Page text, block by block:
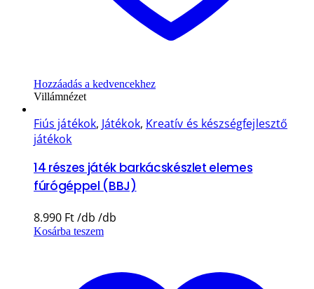
Hozzáadás a kedvencekhez
Villámnézet
Fiús játékok, Játékok, Kreatív és készségfejlesztő
játékok
14 részes játék barkácskészlet elemes
fúrógéppel (BBJ)
8.990 Ft
Kosárba teszem